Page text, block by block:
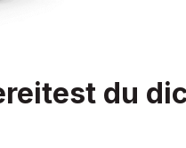
du